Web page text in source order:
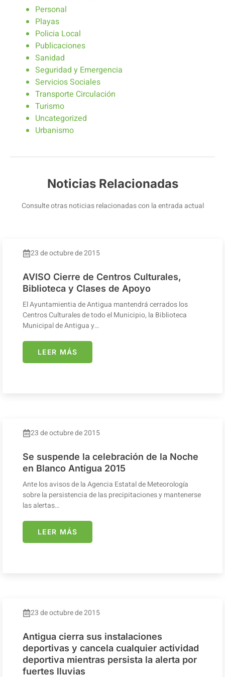
Personal
Playas
Policia Local
Publicaciones
Sanidad
Seguridad y Emergencia
Servicios Sociales
Transporte Circulación
Turismo
Uncategorized
Urbanismo
Noticias Relacionadas
Consulte otras noticias relacionadas con la entrada actual
23 de octubre de 2015
AVISO Cierre de Centros Culturales,
Biblioteca y Clases de Apoyo
El Ayuntamientia de Antigua mantendrá cerrados los
Centros Culturales de todo el Municipio, la Biblioteca
Municipal de Antigua y…
LEER MÁS
23 de octubre de 2015
Se suspende la celebración de la Noche
en Blanco Antigua 2015
Ante los avisos de la Agencia Estatal de Meteorología
sobre la persistencia de las precipitaciones y mantenerse
las alertas…
LEER MÁS
23 de octubre de 2015
Antigua cierra sus instalaciones
deportivas y cancela cualquier actividad
deportiva mientras persista la alerta por
fuertes lluvias